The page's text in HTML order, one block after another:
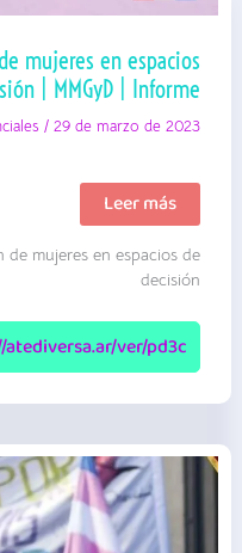
mujeres en espacios
| MMGyD | Informe
/29 de marzo de 2023
Juntas
de
participación
en
espacios
de
decisión
MMGyD
Informe
Leer más
mujeres en espacios de
decisión
ver/pd3c